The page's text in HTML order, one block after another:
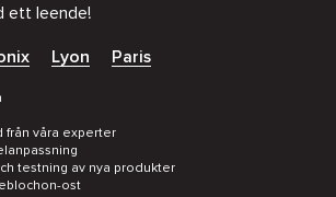
ett leende!
Lyon Paris
från våra experter
testning av nya produkter
ost